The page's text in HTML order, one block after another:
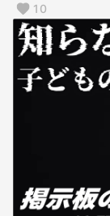
10